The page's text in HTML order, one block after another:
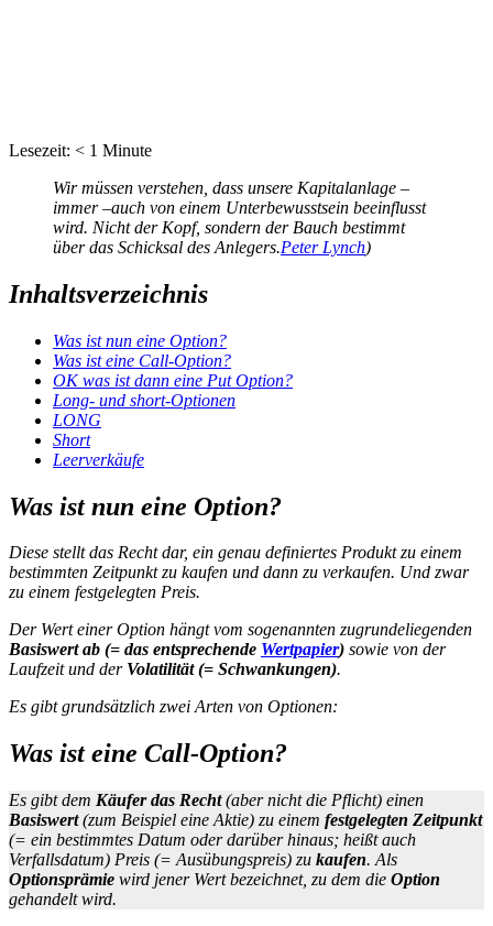
Lesezeit: < 1 Minute
Wir müssen verstehen, dass unsere Kapitalanlage –
immer –auch von einem Unterbewusstsein beeinflusst
wird. Nicht der Kopf, sondern der Bauch bestimmt
über das Schicksal des Anlegers.Peter Lynch)
Inhaltsverzeichnis
Was ist nun eine Option?
Was ist eine Call-Option?
OK was ist dann eine Put Option?
Long- und short-Optionen
LONG
Short
Leerverkäufe
Was ist nun eine Option?
Diese stellt das Recht dar, ein genau definiertes Produkt zu einem
bestimmten Zeitpunkt zu kaufen und dann zu verkaufen. Und zwar
zu einem festgelegten Preis.
Der Wert einer Option hängt vom sogenannten zugrundeliegenden
Basiswert ab (= das entsprechende Wertpapier) sowie von der
Laufzeit und der Volatilität (= Schwankungen).
Es gibt grundsätzlich zwei Arten von Optionen:
Was ist eine Call-Option?
Es gibt dem Käufer das Recht(aber nicht die Pflicht) einen
Basiswert(zum Beispiel eine Aktie) zu einem festgelegten Zeitpunkt
(= ein bestimmtes Datum oder darüber hinaus; heißt auch
Verfallsdatum) Preis (= Ausübungspreis) zu kaufen. Als
Optionsprämie wird jener Wert bezeichnet, zu dem die Option
gehandelt wird.